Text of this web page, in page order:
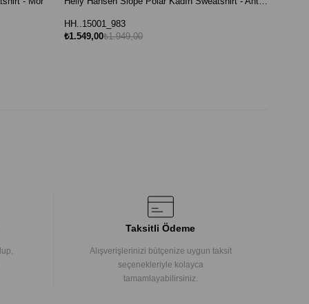
HH..15001_983
₺1.549,00₺1.949,00
Taksitli Ödeme
Alışverişlerinizi bütçenize uygun taksit
seçenekleriyle kolayca
tamamlayabilirsiniz.